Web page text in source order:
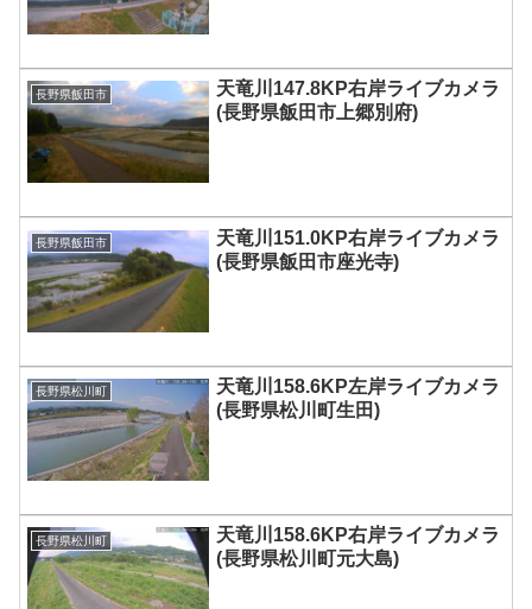
長野県飯田市
天竜川147.8KP右岸ライブカメラ
(長野県飯田市上郷別府)
長野県飯田市
天竜川151.0KP右岸ライブカメラ
(長野県飯田市座光寺)
長野県松川町
天竜川158.6KP左岸ライブカメラ
(長野県松川町生田)
長野県松川町
天竜川158.6KP右岸ライブカメラ
(長野県松川町元大島)